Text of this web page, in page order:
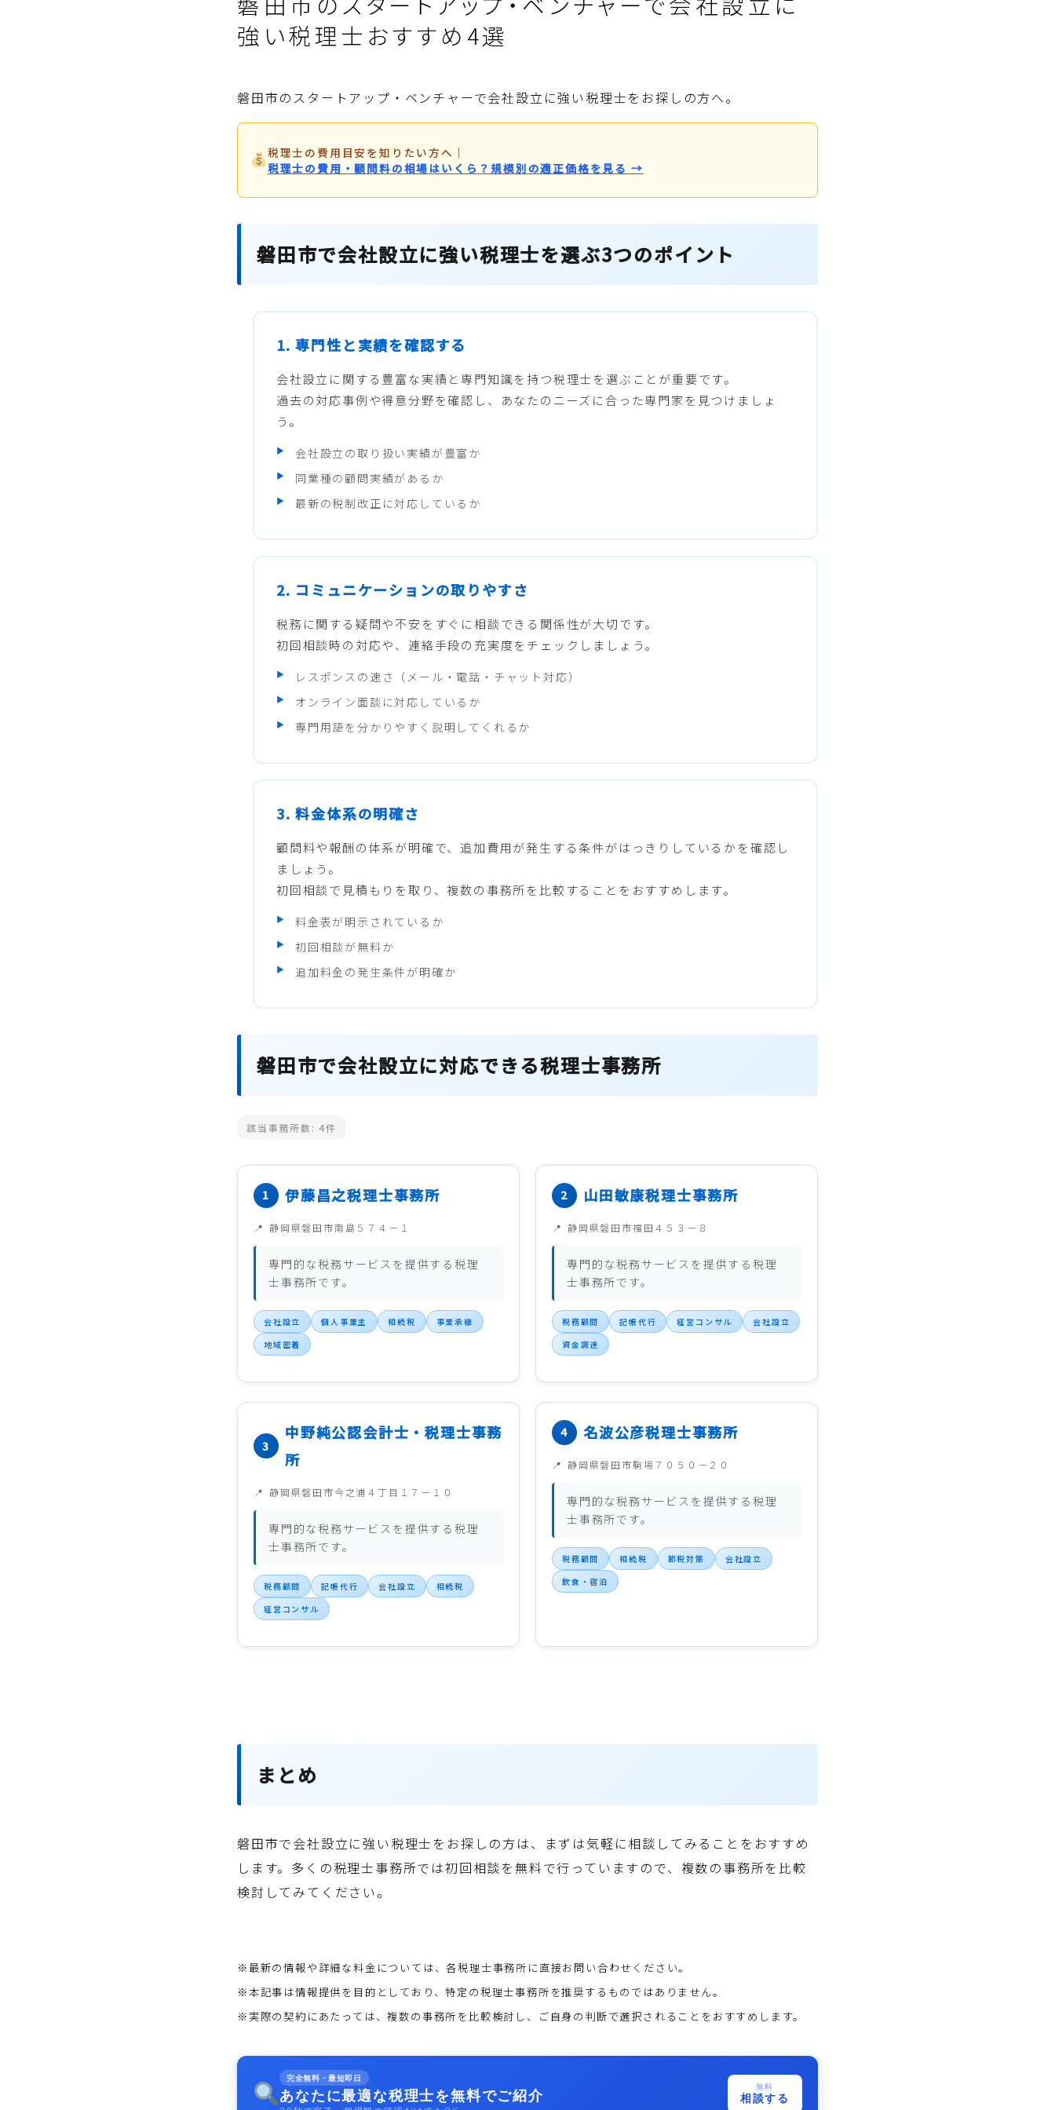
強い税理士おすすめ4選
磐田市のスタートアップ・ベンチャーで会社設立に強い税理士をお探しの方へ。
税理士の費用目安を知りたい方へ ｜
税理士の費用・顧問料の相場はいくら？規模別の適正価格を見る →
磐田市で会社設立に強い税理士を選ぶ3つのポイント
1. 専門性と実績を確認する
会社設立に関する豊富な実績と専門知識を持つ税理士を選ぶことが重要です。
過去の対応事例や得意分野を確認し、あなたのニーズに合った専門家を見つけましょ
う。
会社設立の取り扱い実績が豊富か
同業種の顧問実績があるか
最新の税制改正に対応しているか
2. コミュニケーションの取りやすさ
税務に関する疑問や不安をすぐに相談できる関係性が大切です。
初回相談時の対応や、連絡手段の充実度をチェックしましょう。
レスポンスの速さ（メール・電話・チャット対応）
オンライン面談に対応しているか
専門用語を分かりやすく説明してくれるか
3. 料金体系の明確さ
顧問料や報酬の体系が明確で、追加費用が発生する条件がはっきりしているかを確認し
ましょう。
初回相談で見積もりを取り、複数の事務所を比較することをおすすめします。
料金表が明示されているか
初回相談が無料か
追加料金の発生条件が明確か
磐田市で会社設立に対応できる税理士事務所
該当事務所数:4件
伊藤昌之税理士事務所
静岡県磐田市南島５７４－１
専門的な税務サービスを提供する税理
士事務所です。
会社設立 個人事業主 相続税
事業承継
地域密着
山田敏康税理士事務所
静岡県磐田市福田４５３－８
専門的な税務サービスを提供する税理
士事務所です。
税務顧問 記帳代行 経営コンサル
会社設立
資金調達
中野純公認会計士・税理士事務
所
静岡県磐田市今之浦４丁目１７－１０
専門的な税務サービスを提供する税理
士事務所です。
税務顧問 記帳代行 会社設立
相続税
経営コンサル
名波公彦税理士事務所
静岡県磐田市駒場７０５０－２０
専門的な税務サービスを提供する税理
士事務所です。
税務顧問 相続税 節税対策
会社設立
飲食・宿泊
まとめ
磐田市で会社設立に強い税理士をお探しの方は、まずは気軽に相談してみることをおすすめ
します。多くの税理士事務所では初回相談を無料で行っていますので、複数の事務所を比較
検討してみてください。
※最新の情報や詳細な料金については、各税理士事務所に直接お問い合わせください。
※本記事は情報提供を目的としており、特定の税理士事務所を推奨するものではありません。
※実際の契約にあたっては、複数の事務所を比較検討し、ご自身の判断で選択されることをおすすめします。
完全無料・最短即日
あなたに最適な税理士を無料でご紹介
無料
相談する